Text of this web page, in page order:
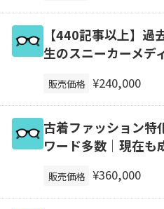
【440記事以上】
生のスニーカーメデ
販売価格 ¥240,000
古着ファッション
ワード多数│現在も
販売価格 ¥360,000